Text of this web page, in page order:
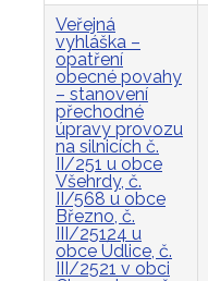
Veřejná
vyhláška –
opatření
obecné povahy
– stanovení
přechodné
úpravy provozu
na silnicích č.
II/251 u obce
Všehrdy, č.
II/568 u obce
Březno, č.
III/25124 u
obce Údlice, č.
III/2521 v obci